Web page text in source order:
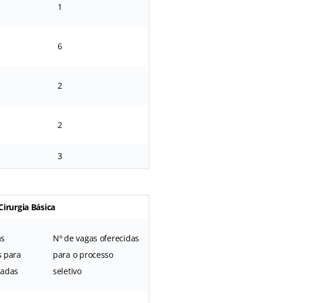
1
6
2
2
3
Básica
para
Nº de vagas oferecidas
para o processo
seletivo